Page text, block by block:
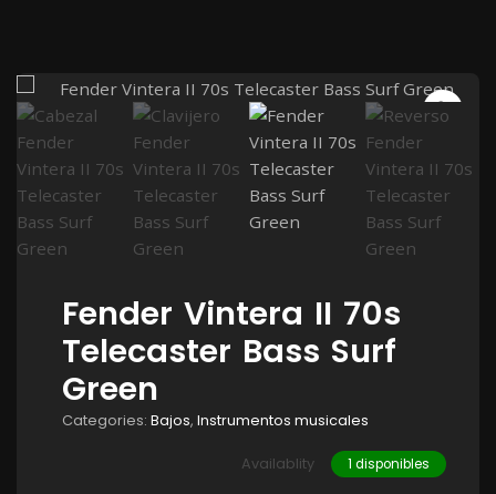
Fender Vintera II 70s
Telecaster Bass Surf
Green
Categories: Bajos, Instrumentos musicales
Availablity 1 disponibles